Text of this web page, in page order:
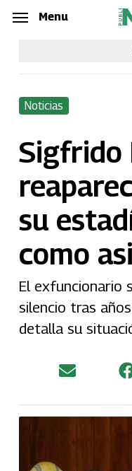
Skip
content
Menu
Noticias
Sigfrido
su
como
El exfuncionario
silencio tras
detalla su
Menu